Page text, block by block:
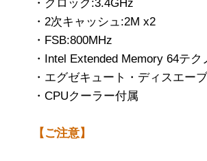
・クロック:3.4GHz
・2次キャッシュ:2M x2
・FSB:800MHz
・Intel Extended Memory 64テ
・エグゼキュート・ディスエー
・CPUクーラー付属
【ご注意】